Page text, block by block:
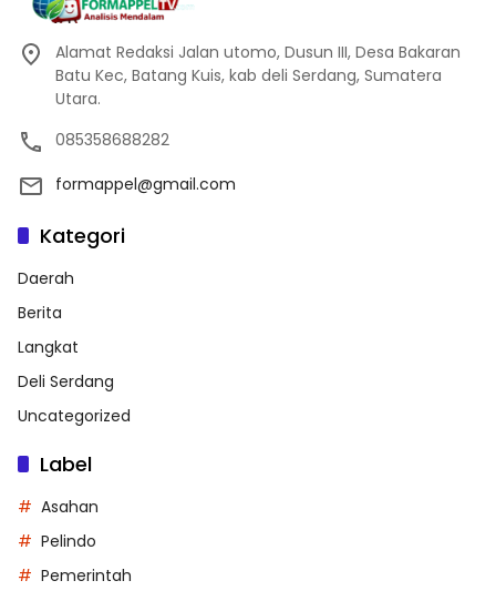
Alamat Redaksi Jalan utomo, Dusun III, Desa Bakaran
Batu Kec, Batang Kuis, kab deli Serdang, Sumatera
Utara.
085358688282
formappel@gmail.com
Kategori
Daerah
Berita
Langkat
Deli Serdang
Uncategorized
Label
Asahan
Pelindo
Pemerintah